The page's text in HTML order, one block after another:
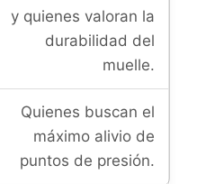
y quienes valoran la
durabilidad del
muelle.
Quienes buscan el
máximo alivio de
puntos de presión.